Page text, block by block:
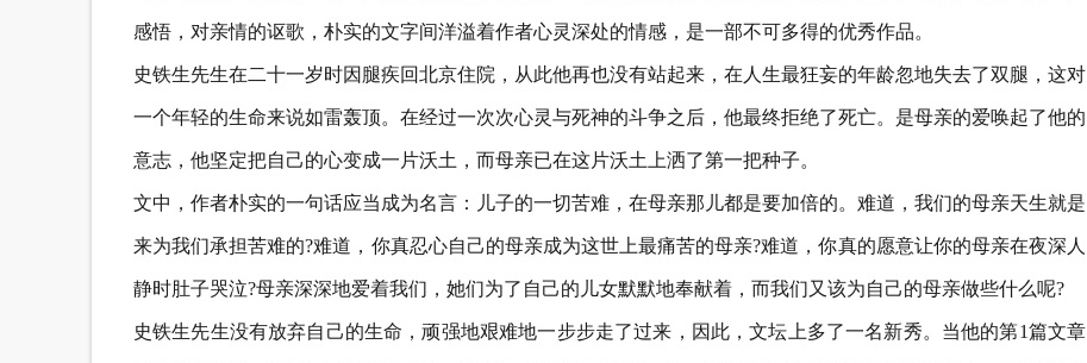
感悟，对亲情的讴歌，朴实的文字间洋溢着作者心灵深处的情感，是一部不可多得的优秀作品。
史铁生先生在二十一岁时因腿疾回北京住院，从此他再也没有站起来，在人生最狂妄的年龄忽地失去了双腿，这对
一个年轻的生命来说如雷轰顶。在经过一次次心灵与死神的斗争之后，他最终拒绝了死亡。是母亲的爱唤起了他的
意志，他坚定把自己的心变成一片沃土，而母亲已在这片沃土上洒了第一把种子。
文中，作者朴实的一句话应当成为名言：儿子的一切苦难，在母亲那儿都是要加倍的。难道，我们的母亲天生就是
来为我们承担苦难的?难道，你真忍心自己的母亲成为这世上最痛苦的母亲?难道，你真的愿意让你的母亲在夜深人
静时肚子哭泣?母亲深深地爱着我们，她们为了自己的儿女默默地奉献着，而我们又该为自己的母亲做些什么呢?
史铁生先生没有放弃自己的生命，顽强地艰难地一步步走了过来，因此，文坛上多了一名新秀。当他的第1篇文章